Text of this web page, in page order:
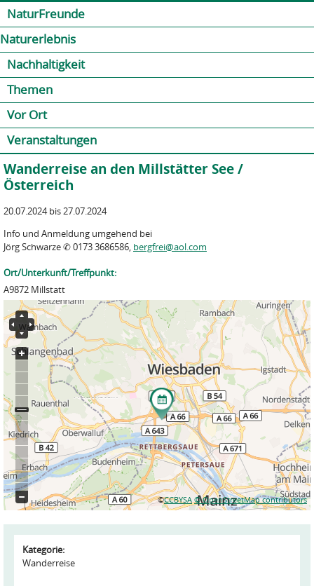
NaturFreunde
Naturerlebnis
Nachhaltigkeit
Themen
Vor Ort
Veranstaltungen
Wanderreise an den Millstätter See /
Österreich
20.07.2024 bis 27.07.2024
Info und Anmeldung umgehend bei
Jörg Schwarze ✆ 0173 3686586, bergfrei@aol.com
Ort/Unterkunft/Treffpunkt:
A9872 Millstatt
©CCBYSA © OpenStreetMap contributors
Kategorie:
Wanderreise